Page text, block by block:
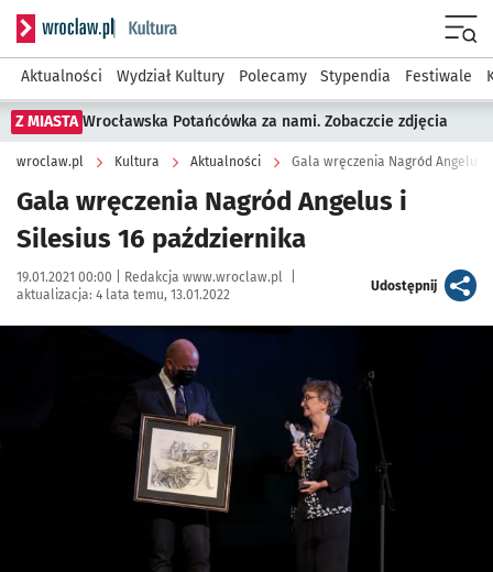
Serwis informacyjny wroclaw.pl podserwis: Kultura
Aktualności Wydział Kultury Polecamy Stypendia Festiwale
Z MIASTA Wrocławska Potańcówka za nami. Zobaczcie zdjęcia
wroclaw.pl Kultura Aktualności Gala wręczenia Nagród Angelus
Gala wręczenia Nagród Angelus i
Silesius 16 października
Data publikacji:
19.01.2021 00:00 | Autor:
Redakcja www.wroclaw.pl
aktualizacja: 4 lata temu, 13.01.2022
Udostępnijartykuł
Kliknij, aby powiększyć